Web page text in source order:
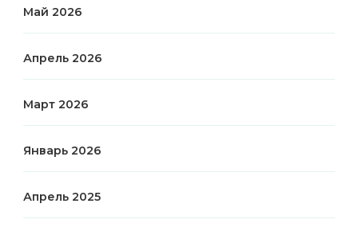
Май 2026
Апрель 2026
Март 2026
Январь 2026
Апрель 2025